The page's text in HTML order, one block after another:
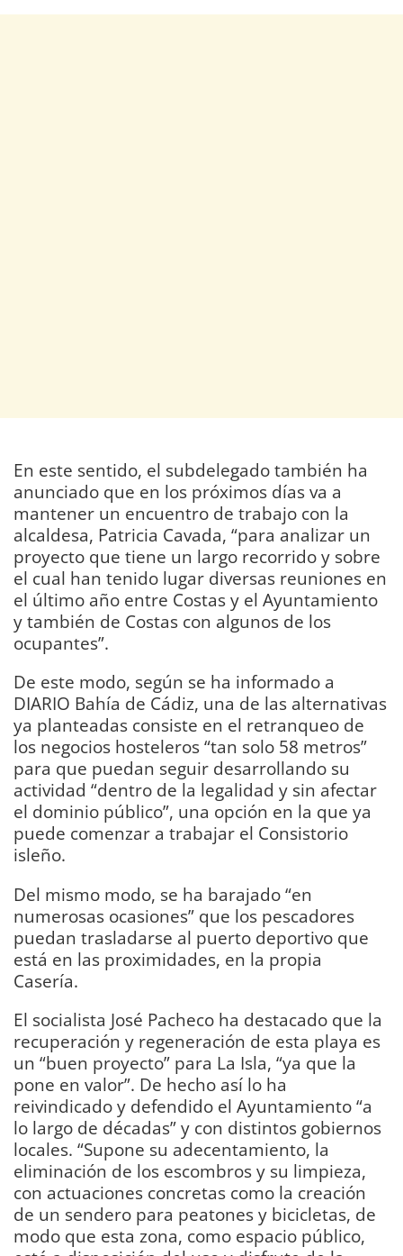
En este sentido, el subdelegado también ha
anunciado que en los próximos días va a
mantener un encuentro de trabajo con la
alcaldesa, Patricia Cavada, “para analizar un
proyecto que tiene un largo recorrido y sobre
el cual han tenido lugar diversas reuniones en
el último año entre Costas y el Ayuntamiento
y también de Costas con algunos de los
ocupantes”.
De este modo, según se ha informado a
DIARIO Bahía de Cádiz, una de las alternativas
ya planteadas consiste en el retranqueo de
los negocios hosteleros “tan solo 58 metros”
para que puedan seguir desarrollando su
actividad “dentro de la legalidad y sin afectar
el dominio público”, una opción en la que ya
puede comenzar a trabajar el Consistorio
isleño.
Del mismo modo, se ha barajado “en
numerosas ocasiones” que los pescadores
puedan trasladarse al puerto deportivo que
está en las proximidades, en la propia
Casería.
El socialista José Pacheco ha destacado que la
recuperación y regeneración de esta playa es
un “buen proyecto” para La Isla, “ya que la
pone en valor”. De hecho así lo ha
reivindicado y defendido el Ayuntamiento “a
lo largo de décadas” y con distintos gobiernos
locales. “Supone su adecentamiento, la
eliminación de los escombros y su limpieza,
con actuaciones concretas como la creación
de un sendero para peatones y bicicletas, de
modo que esta zona, como espacio público,